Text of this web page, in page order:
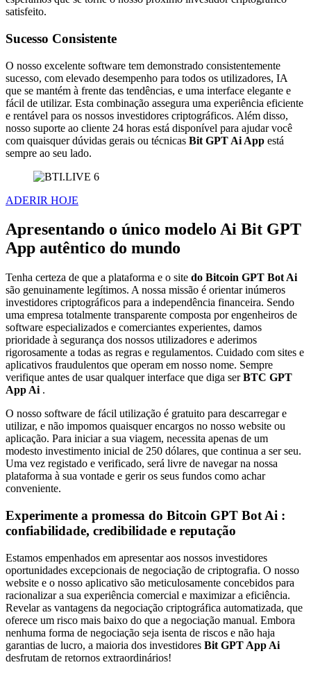
satisfeito.
Sucesso Consistente
O nosso excelente software tem demonstrado consistentemente
sucesso, com elevado desempenho para todos os utilizadores, IA
que se mantém à frente das tendências, e uma interface elegante e
fácil de utilizar. Esta combinação assegura uma experiência eficiente
e rentável para os nossos investidores criptográficos. Além disso,
nosso suporte ao cliente 24 horas está disponível para ajudar você
com quaisquer dúvidas gerais ou técnicas Bit GPT Ai App está
sempre ao seu lado.
ADERIR HOJE
Apresentando o único modelo Ai Bit GPT
App autêntico do mundo
Tenha certeza de que a plataforma e o site do Bitcoin GPT Bot Ai
são genuinamente legítimos. A nossa missão é orientar inúmeros
investidores criptográficos para a independência financeira. Sendo
uma empresa totalmente transparente composta por engenheiros de
software especializados e comerciantes experientes, damos
prioridade à segurança dos nossos utilizadores e aderimos
rigorosamente a todas as regras e regulamentos. Cuidado com sites e
aplicativos fraudulentos que operam em nosso nome. Sempre
verifique antes de usar qualquer interface que diga serBTC GPT
App Ai .
O nosso software de fácil utilização é gratuito para descarregar e
utilizar, e não impomos quaisquer encargos no nosso website ou
aplicação. Para iniciar a sua viagem, necessita apenas de um
modesto investimento inicial de 250 dólares, que continua a ser seu.
Uma vez registado e verificado, será livre de navegar na nossa
plataforma à sua vontade e gerir os seus fundos como achar
conveniente.
Experimente a promessa do Bitcoin GPT Bot Ai :
confiabilidade, credibilidade e reputação
Estamos empenhados em apresentar aos nossos investidores
oportunidades excepcionais de negociação de criptografia. O nosso
website e o nosso aplicativo são meticulosamente concebidos para
racionalizar a sua experiência comercial e maximizar a eficiência.
Revelar as vantagens da negociação criptográfica automatizada, que
oferece um risco mais baixo do que a negociação manual. Embora
nenhuma forma de negociação seja isenta de riscos e não haja
garantias de lucro, a maioria dos investidores Bit GPT App Ai
desfrutam de retornos extraordinários!